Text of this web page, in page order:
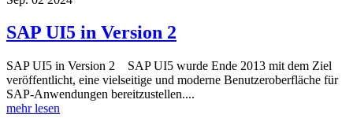
SAP UI5 in Version 2
SAP UI5 in Version 2 SAP UI5 wurde Ende 2013 mit dem Ziel
veröffentlicht, eine vielseitige und moderne Benutzeroberfläche für
SAP-Anwendungen bereitzustellen....
mehr lesen